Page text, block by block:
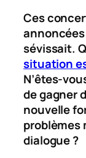
Ces
annoncées
sévissait.
situation
N’êtes-
de gagner
nouvelle
problèmes
dialogue ?